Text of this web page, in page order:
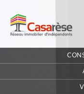
NOTRE RÉSEAU